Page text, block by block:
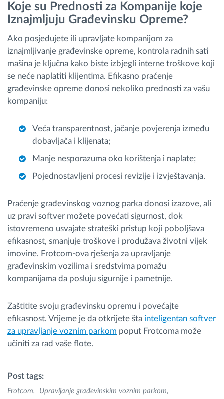
Koje su Prednosti za Kompanije koje
Iznajmljuju Građevinsku Opreme?
Ako posjedujete ili upravljate kompanijom za
iznajmljivanje građevinske opreme, kontrola radnih sati
mašina je ključna kako biste izbjegli interne troškove koji
se neće naplatiti klijentima. Efikasno praćenje
građevinske opreme donosi nekoliko prednosti za vašu
kompaniju:
Veća transparentnost, jačanje povjerenja između
dobavljača i klijenata;
Manje nesporazuma oko korištenja i naplate;
Pojednostavljeni procesi revizije i izvještavanja.
Praćenje građevinskog voznog parka donosi izazove, ali
uz pravi softver možete povećati sigurnost, dok
istovremeno usvajate strateški pristup koji poboljšava
efikasnost, smanjuje troškove i produžava životni vijek
imovine. Frotcom-ova rješenja za upravljanje
građevinskim vozilima i sredstvima pomažu
kompanijama da posluju sigurnije i pametnije.
Zaštitite svoju građevinsku opremu i povećajte
efikasnost. Vrijeme je da otkrijete šta inteligentan softver
za upravljanje voznim parkom poput Frotcoma može
učiniti za rad vaše flote.
Post tags:
Frotcom Upravljanje građevinskim voznim parkom